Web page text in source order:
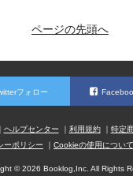
ページの先頭へ
フォロー
ヘルプセンター 利用規約
特定
ーポリシー
Cookieの使用について
© 2026 Booklog,Inc. All Rights